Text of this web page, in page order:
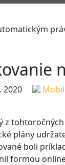
2020
z
plány
boli
formou